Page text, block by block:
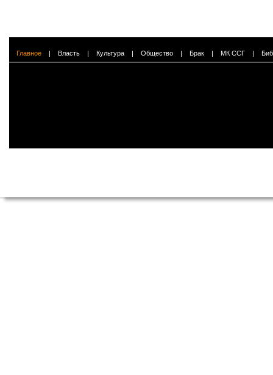
Главное | Власть | Культура | Общество | Брак | МК ССГ |